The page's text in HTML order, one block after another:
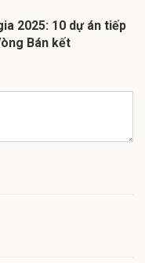
2025: 10 dự án tiếp
Bán kết